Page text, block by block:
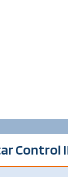
Control